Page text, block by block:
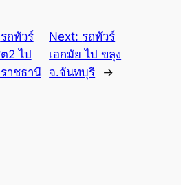
รถทัวร์
2 ไป
าชธานี
Next: รถทัวร์
เอกมัย ไป ขลุง
จ.จันทบุรี
→